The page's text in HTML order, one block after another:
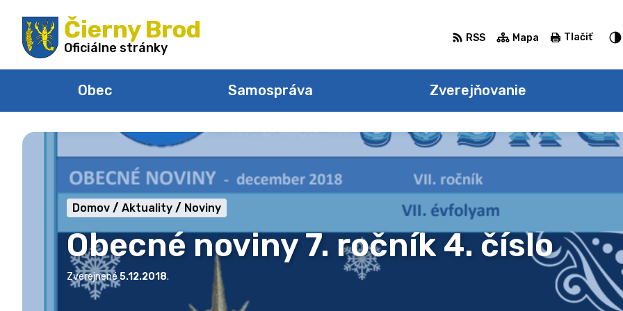
na
obsah
Čierny Brod
Oficiálne stránky
Obec Samospráva Zverejňovanie
RSS Mapa Tlačiť
Obecné noviny 7. ročník 4. číslo
Domov Aktuality Noviny
Zverejnené5.12.2018.